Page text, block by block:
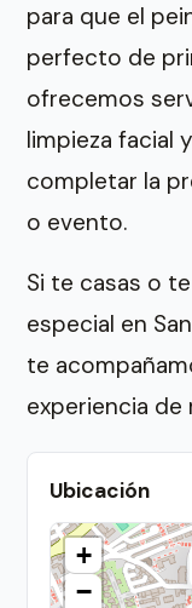
para que el
perfecto de
ofrecemos
limpieza facial
completar la
o evento.
Si te casas o
especial en
te
experiencia de
Ubicación
+
−